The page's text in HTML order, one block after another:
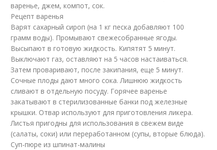
варенье, джем, компот, сок.
Рецепт варенья
Варят сахарный сироп (на 1 кг песка добавляют 100
грамм воды). Промывают свежесобранные ягоды.
Высыпают в готовую жидкость. Кипятят 5 минут.
Выключают газ, оставляют на 5 часов настаиваться.
Затем проваривают, после закипания, еще 5 минут.
Сочные плоды дают много сока. Лишнюю жидкость
сливают в отдельную посуду. Горячее варенье
закатывают в стерилизованные банки под железные
крышки. Отвар используют для приготовления ликера.
Листья пригодны для использования в свежем виде
(салаты, соки) или переработанном (супы, вторые блюда).
Суп-пюре из шпинат-малины